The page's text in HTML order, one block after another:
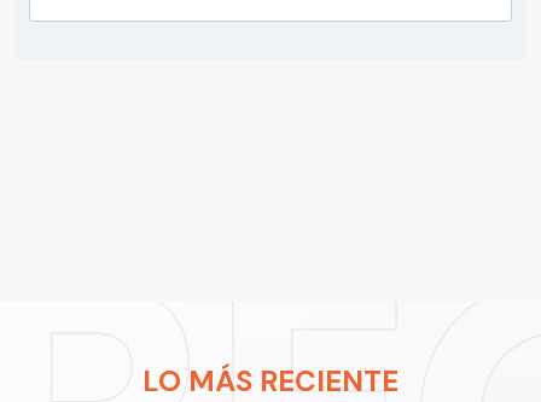
LO MÁS RECIENTE